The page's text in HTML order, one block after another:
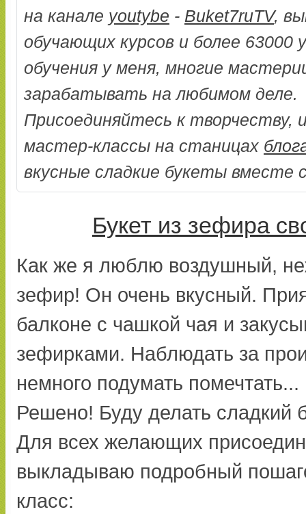
на канале youtybe - Buket7ruTV,
обучающих курсов и более 63000
обучения у меня, многие
зарабатывать на любимом деле.
Присоединяйтесь к творчеству,
мастер-классы на станицах
вкусные сладкие букеты вместе
Букет из зефира
Как же я люблю воздушный,
зефир! Он очень вкусный.
балконе с чашкой чая и
зефирками. Наблюдать за
немного подумать помечтать...
Решено! Буду делать сладкий
Для всех желающих
выкладываю подробный
класс: